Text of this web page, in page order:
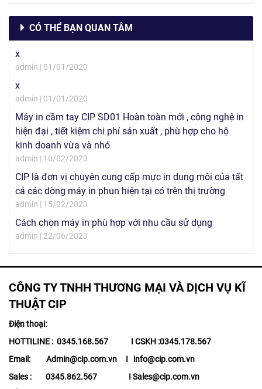
CÓ THỂ BẠN QUAN TÂM
x
admin | 01/01/2020
x
admin | 01/01/2020
Máy in cầm tay CIP SD01 Hoàn toàn mới , công nghệ in
hiện đại , tiết kiệm chi phí sản xuất , phù hợp cho hộ
kinh doanh vừa và nhỏ
admin | 10/02/2023
CIP là đơn vị chuyên cung cấp mực in dung môi của tất
cả các dòng máy in phun hiện tại có trên thị trường
admin | 15/02/2023
Cách chọn máy in phù hợp với nhu cầu sử dụng
admin | 22/06/2023
CÔNG TY TNHH THƯƠNG MẠI VÀ DỊCH VỤ KĨ
THUẬT CIP
Điện thoại:
HOTTILINE : 0345.168.567 I CSKH :0345.178.567
Email: Admin@cip.com.vn I info@cip.com.vn
Sales : 0345.862.567 I Sales@cip.com.vn